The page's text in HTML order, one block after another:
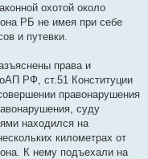
охотой около
РБ не имея при себе
и путевки.
права и
РФ, ст.51 Конституции
правонарушения
суду
находился на
километрах от
К нему подъехали на